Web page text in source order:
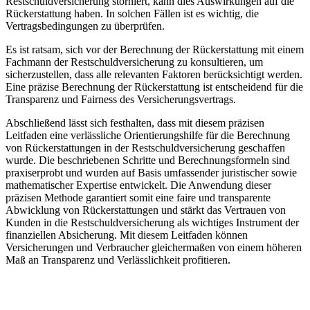
Rückerstattung haben. In⁣ solchen Fällen ​ist es wichtig, ⁢die
Vertragsbedingungen​ zu überprüfen.
Es​ ist‍ ratsam, sich vor der Berechnung der Rückerstattung ⁣mit einem
Fachmann der Restschuldversicherung‌ zu konsultieren, um
sicherzustellen, dass alle ⁣relevanten Faktoren berücksichtigt werden.
Eine präzise Berechnung der‌ Rückerstattung ist entscheidend für die
Transparenz und ‍Fairness des⁣ Versicherungsvertrags.
Abschließend lässt‌ sich festhalten, ​dass ⁤mit diesem präzisen
Leitfaden eine verlässliche Orientierungshilfe ‍für die ⁣Berechnung
von Rückerstattungen in der Restschuldversicherung⁣ geschaffen
wurde. ‌Die beschriebenen Schritte ‍und ⁢Berechnungsformeln sind
praxiserprobt und wurden auf Basis umfassender juristischer ‍sowie
mathematischer Expertise ⁣entwickelt. Die Anwendung dieser
präzisen ⁤Methode ⁤garantiert somit⁣ eine faire und ‍transparente ​
Abwicklung von ⁢Rückerstattungen und ⁤stärkt das Vertrauen⁣ von
Kunden in⁢ die Restschuldversicherung als wichtiges Instrument der
finanziellen‍ Absicherung. Mit diesem Leitfaden können
Versicherungen und⁢ Verbraucher gleichermaßen⁢ von ⁢einem höheren
Maß an Transparenz und Verlässlichkeit profitieren.